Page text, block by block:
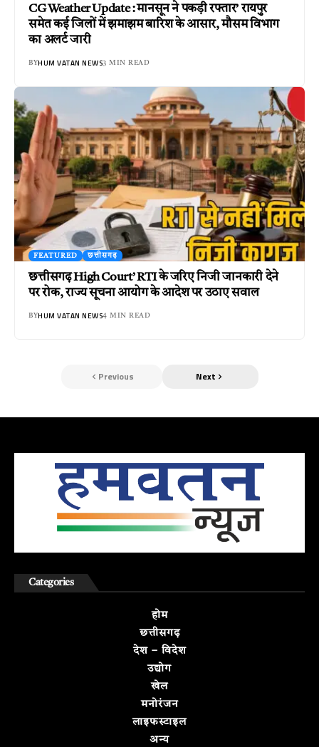
CG Weather Update : मानसून ने पकड़ी रफ्तार’ रायपुर
समेत कई जिलों में झमाझम बारिश के आसार, मौसम विभाग
का अलर्ट जारी
BYHUM VATAN NEWS3 MIN READ
FEATURED छत्तीसगढ़
छत्तीसगढ़ High Court’ RTI के जरिए निजी जानकारी देने
पर रोक, राज्य सूचना आयोग के आदेश पर उठाए सवाल
BYHUM VATAN NEWS4 MIN READ
Previous Next
Categories
होम
छत्तीसगढ़
देश – विदेश
उद्योग
खेल
मनोरंजन
लाइफस्टाइल
अन्य